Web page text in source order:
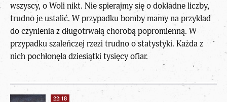
22:18
wszyscy, o Woli nikt. Nie spierajmy się o dokładne liczby,
trudno je ustalić. W przypadku bomby mamy na przykład
do czynienia z długotrwałą chorobą popromienną. W
przypadku szaleńczej rzezi trudno o statystyki. Każda z
nich pochłonęła dziesiątki tysięcy ofiar.